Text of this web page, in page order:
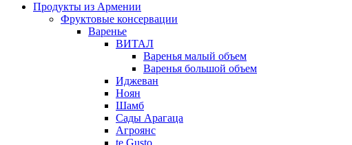
Продукты из Армении
Фруктовые консервации
Варенье
ВИТАЛ
Варенья малый объем
Варенья большой объем
Иджеван
Ноян
Шамб
Сады Арагаца
Агроянс
te Gusto